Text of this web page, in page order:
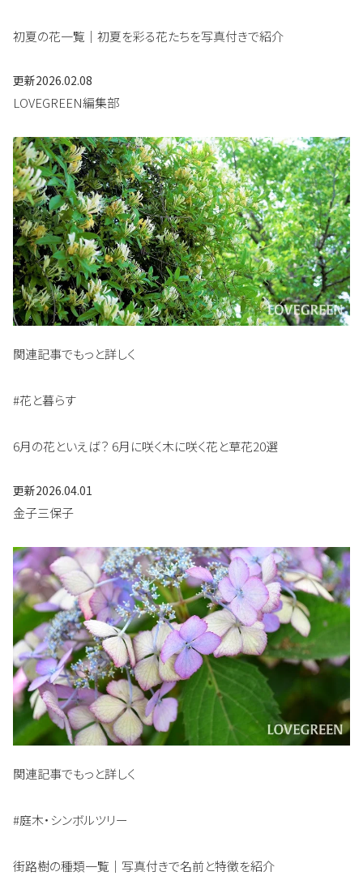
初夏の花一覧｜初夏を彩る花たちを写真付きで紹介
更新2026.02.08
LOVEGREEN編集部
関連記事でもっと詳しく
#花と暮らす
6月の花といえば？ 6月に咲く木に咲く花と草花20選
更新2026.04.01
金子三保子
関連記事でもっと詳しく
#庭木・シンボルツリー
街路樹の種類一覧｜写真付きで名前と特徴を紹介